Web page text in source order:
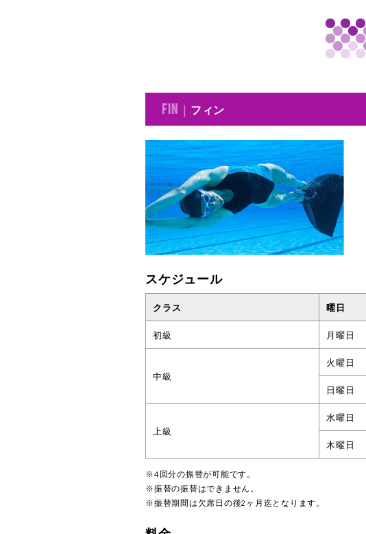
FIN ｜ フィン
スケジュール
クラス 曜日
初級 月曜日
中級
火曜日
日曜日
上級
水曜日
木曜日
※4回分の振替が可能です。
※振替の振替はできません。
※振替期間は欠席日の後2ヶ月迄となります。